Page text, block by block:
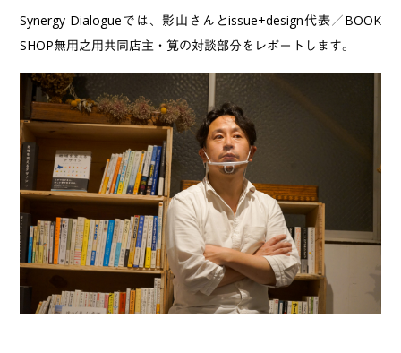
Synergy Dialogueでは、影山さんとissue+design代表／BOOK
SHOP無用之用共同店主・筧の対談部分をレポートします。